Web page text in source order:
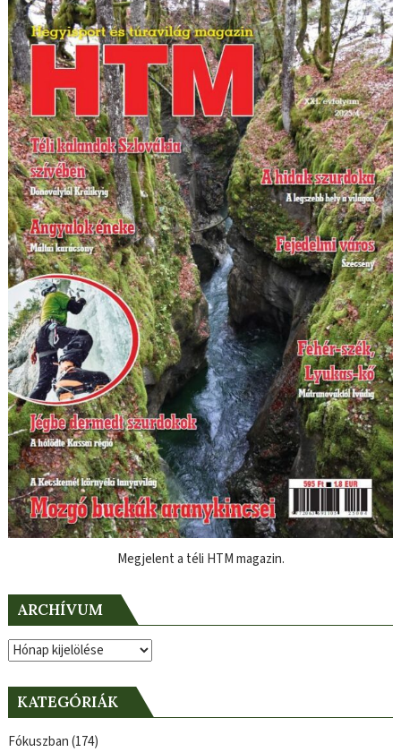
Megjelent a téli HTM magazin.
ARCHÍVUM
Archívum
KATEGÓRIÁK
Fókuszban(174)